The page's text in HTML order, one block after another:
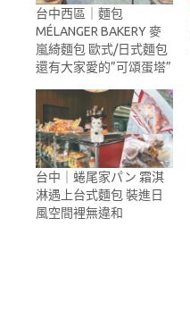
台中西區｜麵包
MÉLANGER BAKERY 麥
嵐綺麵包 歐式/日式麵包
還有大家愛的”可頌蛋塔”
台中｜蜷尾家パン 霜淇
淋遇上台式麵包 裝進日
風空間裡無違和